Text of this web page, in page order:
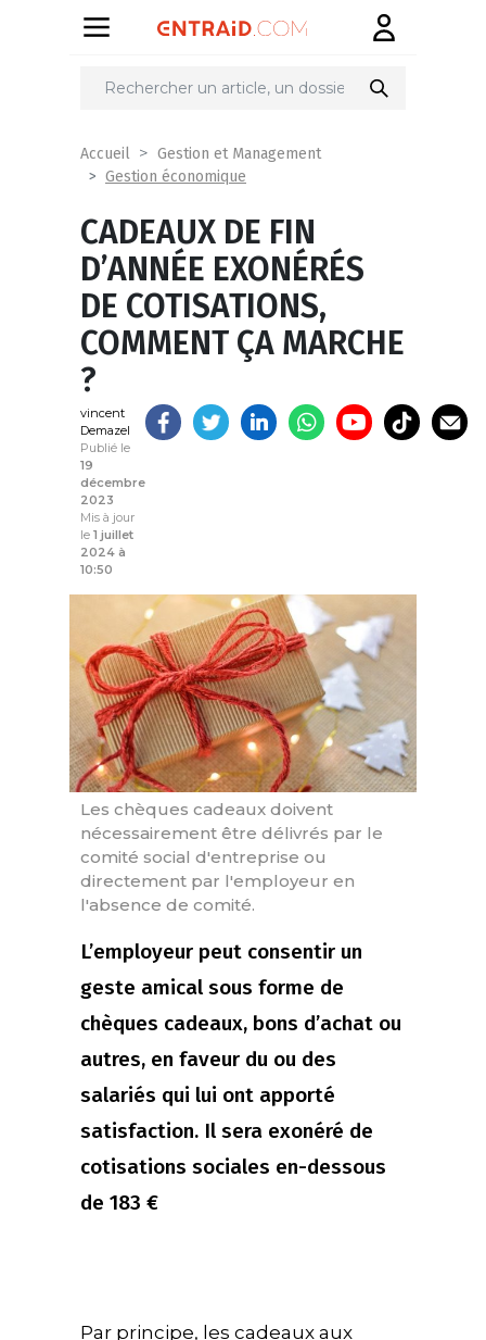
Partager
Accueil
Gestion et Management
Gestion économique
CADEAUX DE FIN
D’ANNÉE EXONÉRÉS
DE COTISATIONS,
COMMENT ÇA MARCHE
?
vincent
Demazel
Publié le
19
décembre
2023
Mis à jour
le 1 juillet
2024 à
10:50
Les chèques cadeaux doivent
nécessairement être délivrés par le
comité social d'entreprise ou
directement par l'employeur en
l'absence de comité.
L’employeur peut consentir un
geste amical sous forme de
chèques cadeaux, bons d’achat ou
autres, en faveur du ou des
salariés qui lui ont apporté
satisfaction. Il sera exonéré de
cotisations sociales en-dessous
de 183 €
Par principe, les cadeaux aux